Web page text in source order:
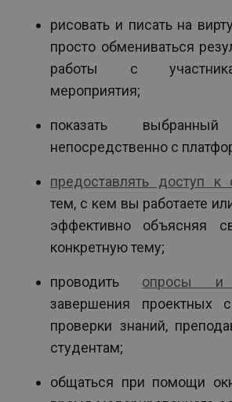
рисовать и писать на
просто обмениваться
работы с
мероприятия;
показать выбранный
непосредственно с
предоставлять доступ к
тем, с кем вы работаете
эффективно объясняя
конкретную тему;
проводить опросы и
завершения проектных
проверки знаний,
студентам;
общаться при помощи